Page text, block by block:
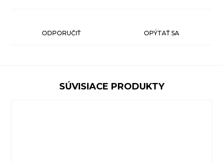
ODPORUČIŤ OPÝTAŤ SA
SÚVISIACE PRODUKTY